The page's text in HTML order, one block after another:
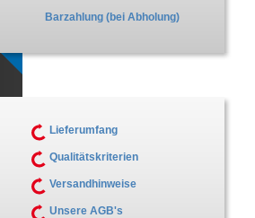
Barzahlung (bei Abholung)
Lieferumfang
Qualitätskriterien
Versandhinweise
Unsere AGB's